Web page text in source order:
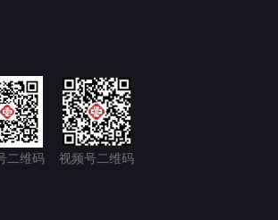
二维码 视频号二维码